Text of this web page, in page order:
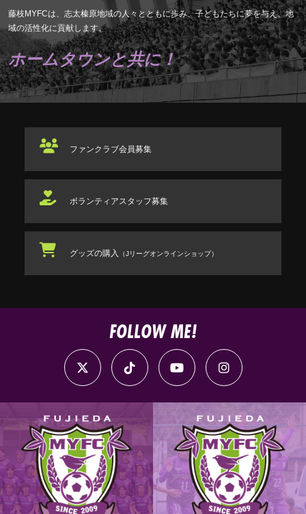
藤枝MYFCは、志太榛原地域の人々とともに歩み、子どもたちに夢を与え、地
域の活性化に貢献します。
ホームタウンと共に！
ファンクラブ会員募集
ボランティアスタッフ募集
グッズの購入 （Jリーグオンラインショップ）
FOLLOW ME!